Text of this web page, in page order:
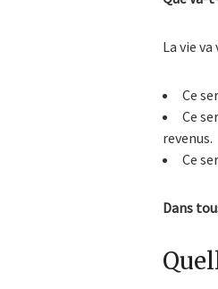
La vie
Ce
Ce
revenus.
Ce
Dans